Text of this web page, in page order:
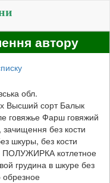
автору
обл.
Высший сорт Балык
говяжье Фарш говяжий
без кости
шкуры, без кости
ПОЛУЖИРКА котлетное
грудина в шкуре без